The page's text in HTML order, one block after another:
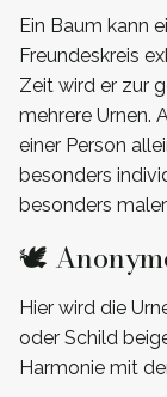
Ein Baum kann
Freundeskreis
Zeit wird er zur
mehrere Urnen.
einer Person
besonders
besonders
🕊️
Hier wird die
oder Schild
Harmonie mit